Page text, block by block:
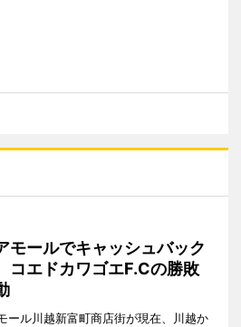
モールでキャッシュバック
エドカワゴエF.Cの勝敗
ール川越新富町商店街が現在、川越か